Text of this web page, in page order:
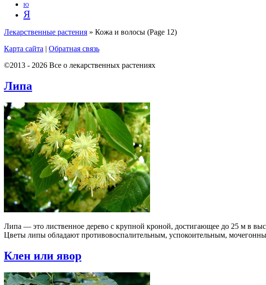
Ю
Я
Лекарственные растения » Кожа и волосы (Page 12)
Карта сайта | Обратная связь
©2013 - 2026 Все о лекарственных растениях
Липа
Липа — это лиственное дерево с крупной кроной, достигающее до 25 м в
Цветы липы обладают противовоспалительным, успокоительным,
Клен или явор